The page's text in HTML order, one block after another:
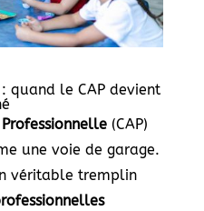
quand le CAP devient
(CAP)
une voie de garage.
véritable tremplin